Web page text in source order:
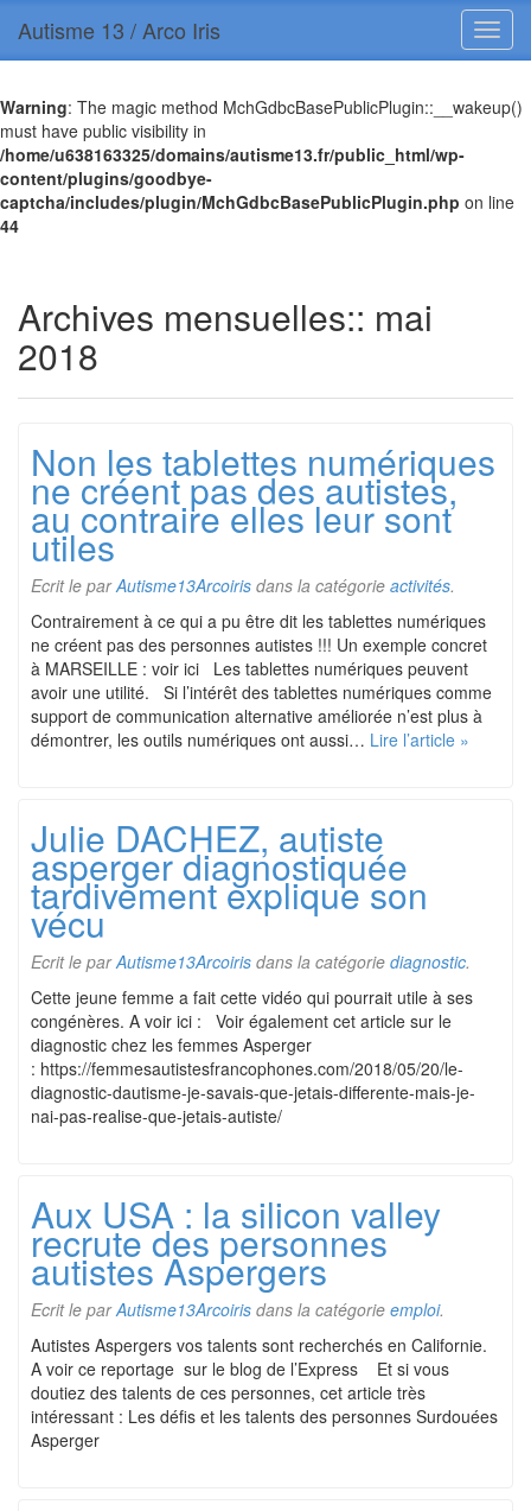
Warning: The magic method MchGdbcBasePublicPlugin::__wakeup()
must have public visibility in
/home/u638163325/domains/autisme13.fr/public_html/wp-
content/plugins/goodbye-
captcha/includes/plugin/MchGdbcBasePublicPlugin.php on line
44
Autisme 13 / Arco Iris
Archives mensuelles:: mai
2018
Non les tablettes numériques
ne créent pas des autistes,
au contraire elles leur sont
utiles
Ecrit le parAutisme13Arcoiris dans la catégorie activités.
Contrairement à ce qui a pu être dit les tablettes numériques
ne créent pas des personnes autistes !!! Un exemple concret
à MARSEILLE : voir ici Les tablettes numériques peuvent
avoir une utilité. Si l’intérêt des tablettes numériques comme
support de communication alternative améliorée n’est plus à
démontrer, les outils numériques ont aussi… Lire l’article »
Julie DACHEZ, autiste
asperger diagnostiquée
tardivement explique son
vécu
Ecrit le parAutisme13Arcoiris dans la catégorie diagnostic.
Cette jeune femme a fait cette vidéo qui pourrait utile à ses
congénères. A voir ici : Voir également cet article sur le
diagnostic chez les femmes Asperger
: https://femmesautistesfrancophones.com/2018/05/20/le-
diagnostic-dautisme-je-savais-que-jetais-differente-mais-je-
nai-pas-realise-que-jetais-autiste/
Aux USA : la silicon valley
recrute des personnes
autistes Aspergers
Ecrit le parAutisme13Arcoiris dans la catégorie emploi.
Autistes Aspergers vos talents sont recherchés en Californie.
A voir ce reportage sur le blog de l’Express Et si vous
doutiez des talents de ces personnes, cet article très
intéressant : Les défis et les talents des personnes Surdouées
Asperger